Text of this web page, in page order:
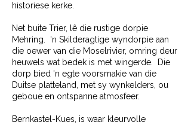
historiese kerke.
Net buite Trier, lê die rustige dorpie
Mehring. 'n Skilderagtige wyndorpie aan
die oewer van die Moselrivier, omring deur
heuwels wat bedek is met wingerde. Die
dorp bied 'n egte voorsmakie van die
Duitse platteland, met sy wynkelders, ou
geboue en ontspanne atmosfeer.
Bernkastel-Kues, is waar kleurvolle